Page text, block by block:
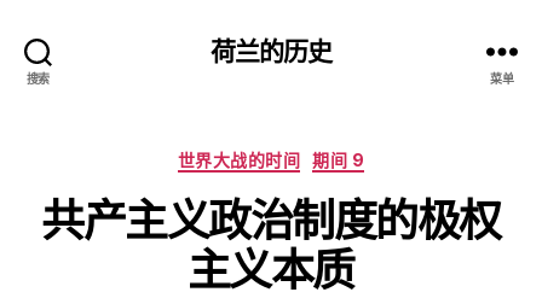
搜索
荷兰的历史
菜单
分
世界大战的时间 期间 9
共产主义政治制度的极权
主义本质